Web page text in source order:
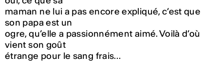
maman ne lui a pas encore expliqué, c’est que
son papa est un
ogre, qu’elle a passionnément aimé. Voilà d’où
vient son goût
étrange pour le sang frais…